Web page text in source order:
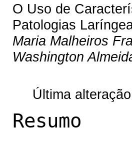
O Uso de
Patologias
Maria Malheiros
Washington
Última
Resumo